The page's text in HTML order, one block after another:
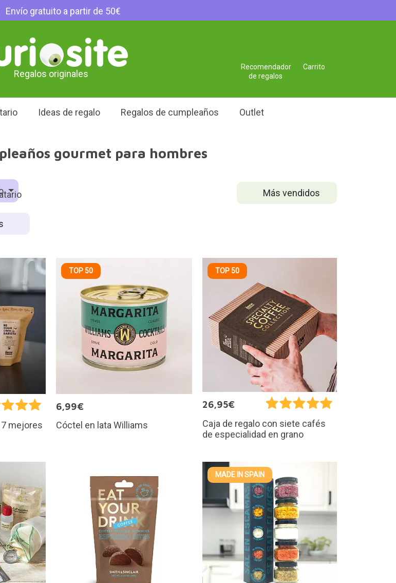
Envío gratuito a partir de 50€
Regalos originales
Carrito
Recomendador
de regalos
Ideas de regalo Regalos de cumpleaños Outlet
gourmet para hombres
Más vendidos
mejores
TOP 50
6,99€
Cóctel en lata Williams
TOP 50
26,95€
Caja de regalo con siete cafés
de especialidad en grano
MADE IN SPAIN